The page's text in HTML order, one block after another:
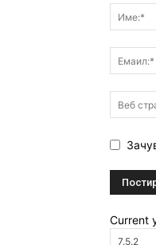
Current